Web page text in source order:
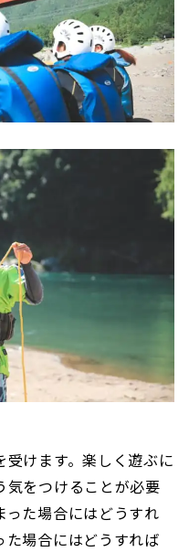
けます。楽しく遊ぶに
気をつけることが必要
た場合にはどうすれ
た場合にはどうすれば